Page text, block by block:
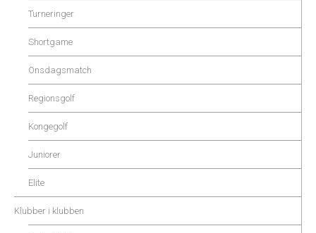
Turneringer
Shortgame
Onsdagsmatch
Regionsgolf
Kongegolf
Juniorer
Elite
Klubber i klubben